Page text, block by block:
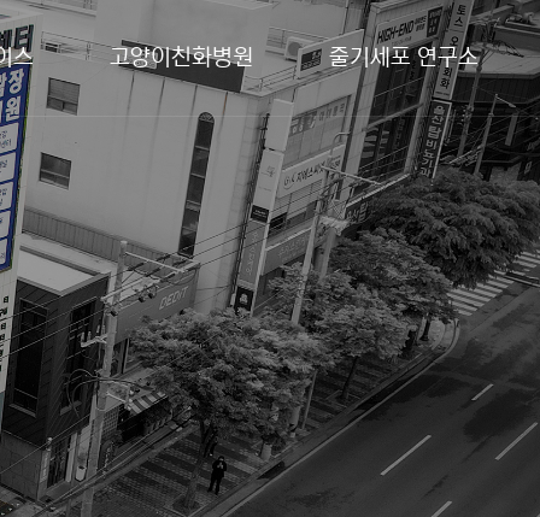
스 고양이친화병원 줄기세포 연구소